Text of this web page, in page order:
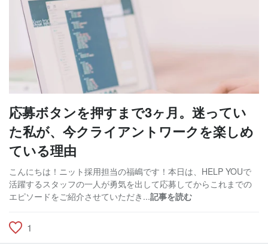
応募ボタンを押すまで3ヶ月。迷ってい
た私が、今クライアントワークを楽しめ
ている理由
こんにちは！ニット採用担当の福嶋です！本日は、HELP YOUで
活躍するスタッフの一人が勇気を出して応募してからこれまでの
エピソードをご紹介させていただき...記事を読む
1